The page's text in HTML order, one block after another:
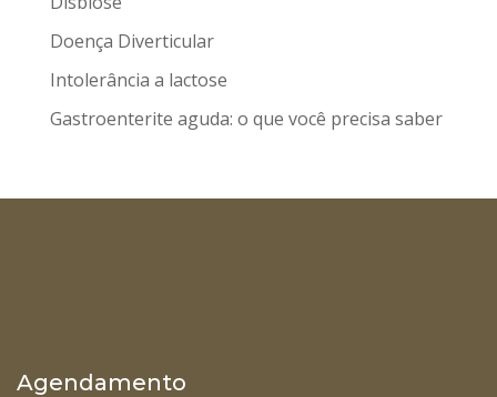
Doença Diverticular
Intolerância a lactose
Gastroenterite aguda: o que você precisa saber
Agendamento